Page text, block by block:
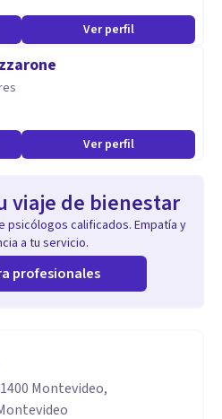
Ver perfil
Ver perfil
viaje de bienestar
psicólogos calificados. Empatía y
a tu servicio.
profesionales
Montevideo,